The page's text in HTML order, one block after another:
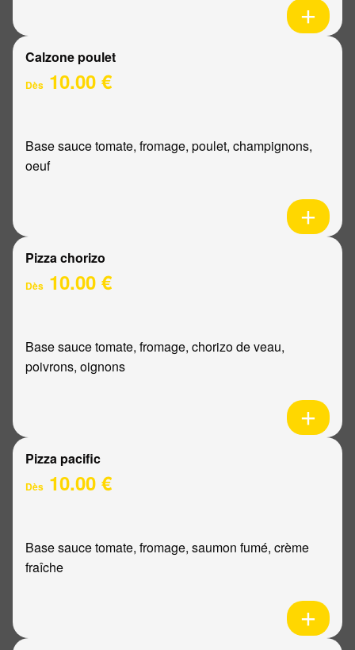
Calzone poulet
Dès 10.00 €
Base sauce tomate, fromage, poulet, champignons,
oeuf
Pizza chorizo
Dès 10.00 €
Base sauce tomate, fromage, chorizo de veau,
poivrons, oignons
Pizza pacific
Dès 10.00 €
Base sauce tomate, fromage, saumon fumé, crème
fraîche